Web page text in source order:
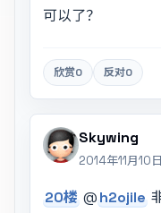
可以了？
欣赏0 反对0
Skywing
2014年11月10日
20楼@h2ojile